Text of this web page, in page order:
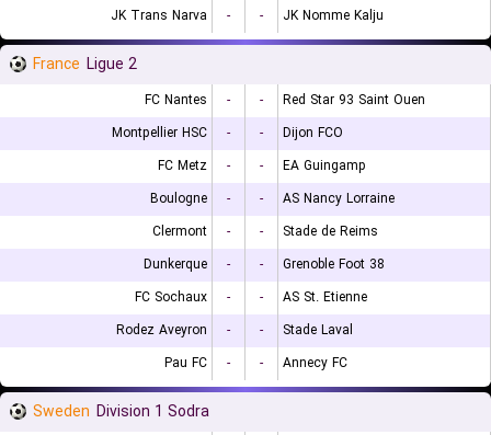
JK Trans Narva - - JK Nomme Kalju
France Ligue 2
FC Nantes - -
Red Star 93 Saint Ouen
Montpellier HSC
- -
Dijon FCO
FC Metz
- -
EA Guingamp
Boulogne
- -
AS Nancy Lorraine
Clermont
- -
Stade de Reims
Dunkerque
- -
Grenoble Foot 38
FC Sochaux
- -
AS St. Etienne
Rodez Aveyron
- -
Stade Laval
Pau FC
- - Annecy FC
Sweden Division 1 Sodra